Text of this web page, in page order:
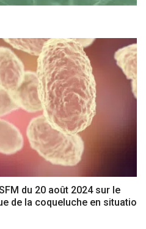
du 20 août 2024 sur le
de la coqueluche en situation